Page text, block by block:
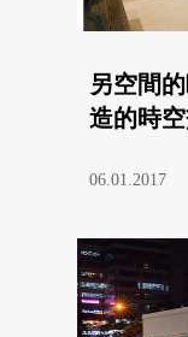
另空間
造的時
06.01.2017